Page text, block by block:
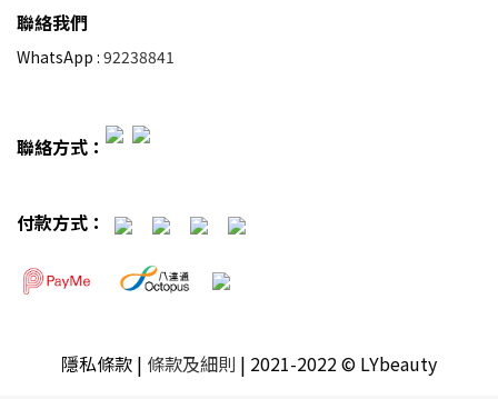
聯絡我們
WhatsApp : 92238841
聯絡方式：
付款方式：
隱私條款 | 條款及細則 | 2021-2022 © LYbeauty